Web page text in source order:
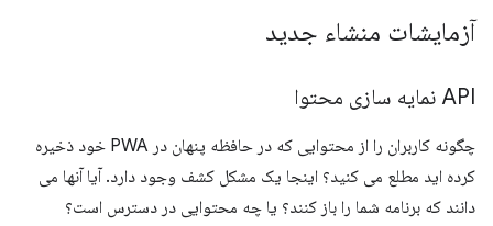
آزمایشات منشاء جدید
API نمایه سازی محتوا
چگونه کاربران را از محتوایی که در حافظه پنهان در PWA خود ذخیره
کرده اید مطلع می کنید؟ اینجا یک مشکل کشف وجود دارد. آیا آنها می
دانند که برنامه شما را باز کنند؟ یا چه محتوایی در دسترس است؟